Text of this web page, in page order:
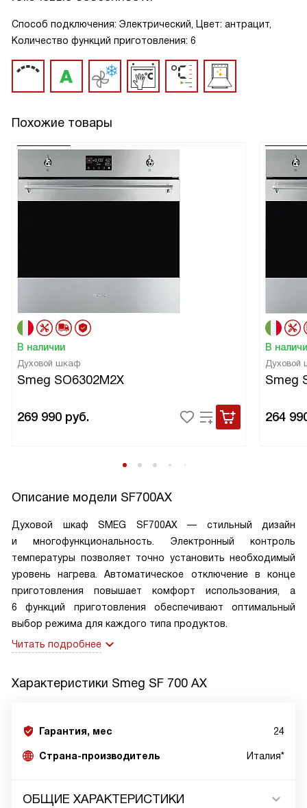
Способ подключения: Электрический, Цвет: антрацит,
Количество функций приготовления: 6
Похожие товары
В наличии
Духовой шкаф
Smeg SO6302M2X
269 990 руб.
В
Духовой
Smeg
264
Описание модели SF700AX
Духовой шкаф SMEG SF700AX — стильный дизайн
и многофункциональность. Электронный контроль
температуры позволяет точно установить необходимый
уровень нагрева. Автоматическое отключение в конце
приготовления повышает комфорт использования, а
6 функций приготовления обеспечивают оптимальный
выбор режима для каждого типа продуктов.
Читать подробнее
Характеристики Smeg SF 700 AX
Гарантия, мес 24
Страна-производитель Италия*
ОБЩИЕ ХАРАКТЕРИСТИКИ